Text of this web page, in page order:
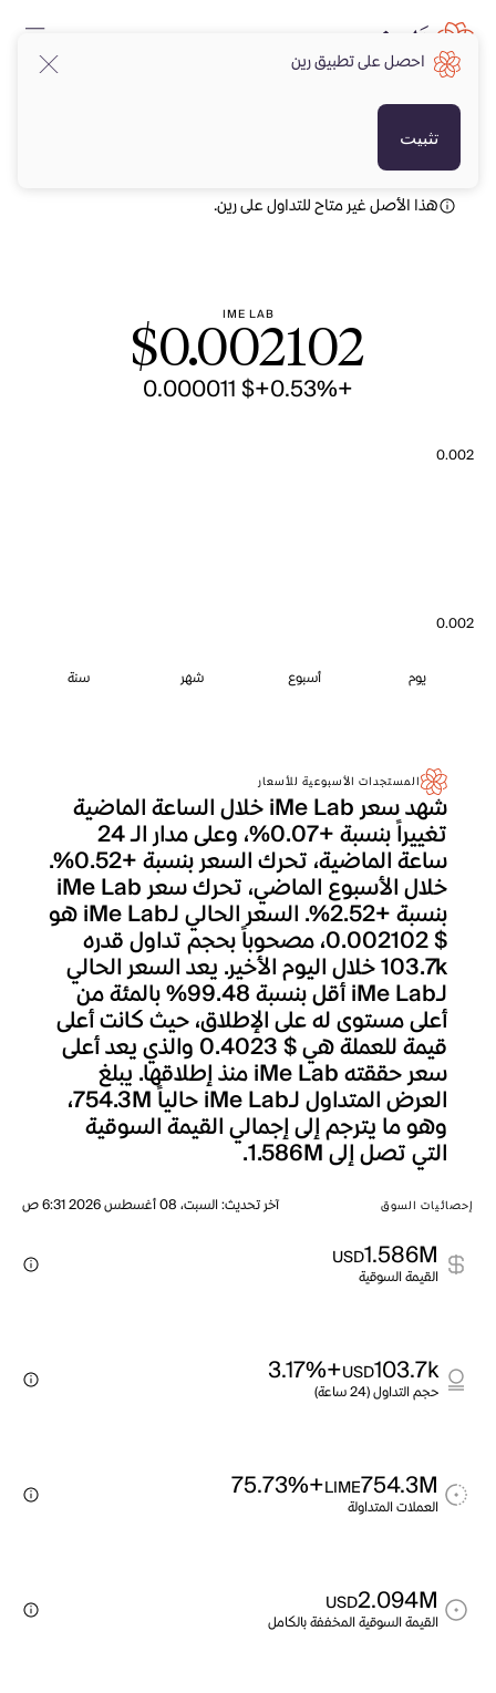
هذا الأصل غير متاح للتداول على رين.
IME LAB
$0.002102
+0.53%
+$ 0.000011
0.002
0.002
يوم أسبوع شهر سنة
المستجدات الأسبوعية للأسعار
شهد سعر iMe Lab خلال الساعة الماضية
تغييراً بنسبة +0.07%، وعلى مدار الـ 24
ساعة الماضية، تحرك السعر بنسبة +0.52%.
خلال الأسبوع الماضي، تحرك سعر iMe Lab
بنسبة +2.52%. السعر الحالي لـiMe Lab هو
$ 0.002102، مصحوباً بحجم تداول قدره
103.7k خلال اليوم الأخير. يعد السعر الحالي
لـiMe Lab أقل بنسبة 99.48% بالمئة من
أعلى مستوى له على الإطلاق، حيث كانت أعلى
قيمة للعملة هي $ 0.4023 والذي يعد أعلى
سعر حققته iMe Lab منذ إطلاقها. يبلغ
العرض المتداول لـiMe Lab حالياً 754.3M،
وهو ما يترجم إلى إجمالي القيمة السوقية
التي تصل إلى 1.586M.
إحصائيات السوق آخر تحديث:السبت، 08 أغسطس 2026 6:31 ص
1.586M
USD
القيمة السوقية
103.7k
USD
+3.17%
حجم التداول (24 ساعة)
754.3M
LIME
+75.73%
العملات المتداولة
2.094M
USD
القيمة السوقية المخففة بالكامل
احصل على تطبيق رين
تثبيت